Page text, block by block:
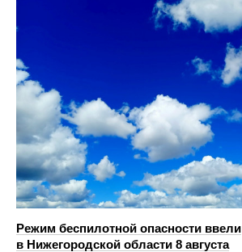
Режим беспилотной опасности ввели
в Нижегородской области 8 августа